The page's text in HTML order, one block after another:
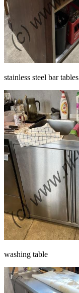
stainless steel bar tables
washing table